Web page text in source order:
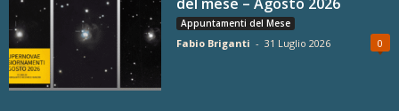
Appuntamenti del Mese
Fabio Briganti - 31 Luglio 2026 0